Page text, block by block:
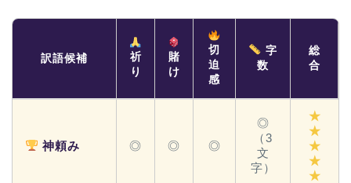
訳語候補
祈
り
賭
け
切
迫
感
字
数
総
合
神頼み ◎ ◎ ◎
◎
（3
文
字）
★
★
★
★
★